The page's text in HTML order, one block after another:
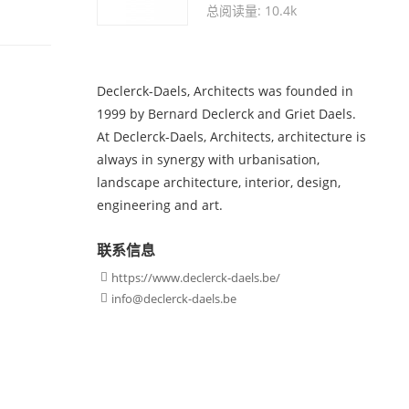
总阅读量: 10.4k
Declerck-Daels, Architects was founded in
1999 by Bernard Declerck and Griet Daels.
At Declerck-Daels, Architects, architecture is
always in synergy with urbanisation,
landscape architecture, interior, design,
engineering and art.
联系信息
 https://www.declerck-daels.be/
 info@declerck-daels.be